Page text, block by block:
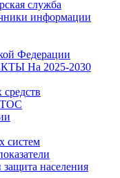
служба
информации
Федерации
На 2025-2030
ТОС
систем
защита населения